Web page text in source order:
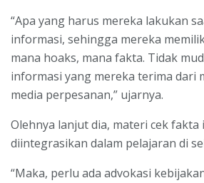
“Apa yang harus mereka lakukan
informasi, sehingga mereka
mana hoaks, mana fakta. Tidak
informasi yang mereka terima dari
media perpesanan,” ujarnya.
Olehnya lanjut dia, materi cek fakta
diintegrasikan dalam pelajaran di
“Maka, perlu ada advokasi